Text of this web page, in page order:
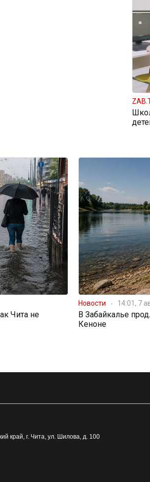
Чита не
Новости 14:01, 7
В Забайкалье
Кеноне
край, г. Чита, ул. Шилова, д. 100